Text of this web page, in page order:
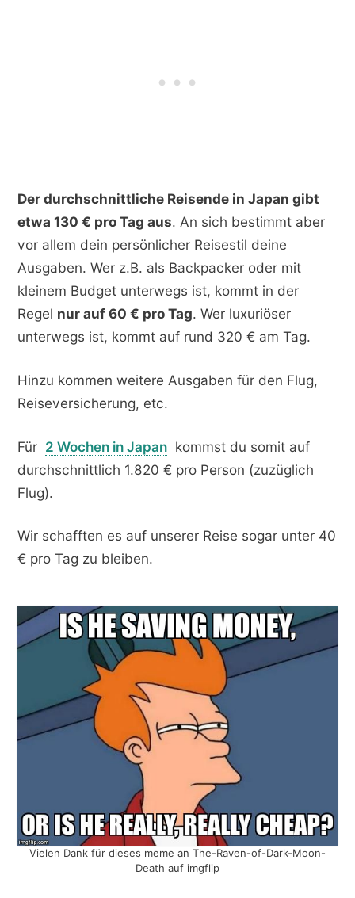
Der durchschnittliche Reisende in Japan gibt
etwa 130 € pro Tag aus. An sich bestimmt aber
vor allem dein persönlicher Reisestil deine
Ausgaben. Wer z.B. als Backpacker oder mit
kleinem Budget unterwegs ist, kommt in der
Regel nur auf 60 € pro Tag. Wer luxuriöser
unterwegs ist, kommt auf rund 320 € am Tag.
Hinzu kommen weitere Ausgaben für den Flug,
Reiseversicherung, etc.
Für 2 Wochen in Japan kommst du somit auf
durchschnittlich 1.820 € pro Person (zuzüglich
Flug).
Wir schafften es auf unserer Reise sogar unter 40
€ pro Tag zu bleiben.
Vielen Dank für dieses meme an The-Raven-of-Dark-Moon-
Death auf imgflip